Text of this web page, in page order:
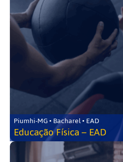
Piumhi-MG • Bacharel • EAD
Educação Física – EAD